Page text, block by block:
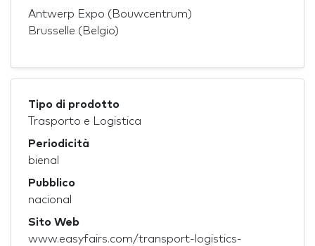
Antwerp Expo (Bouwcentrum)
Brusselle (Belgio)
Tipo di prodotto
Trasporto e Logistica
Periodicità
bienal
Pubblico
nacional
Sito Web
www.easyfairs.com/transport-logistics-